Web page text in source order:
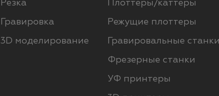
Резка
Гравировка
3D моделирование
Плоттеры/каттеры
Режущие плоттеры
Гравировальные станки
Фрезерные станки
УФ принтеры